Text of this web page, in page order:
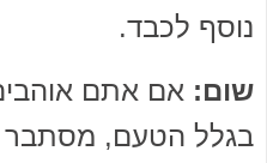
נוסף לכבד.
שום: אם אתם
בגלל הטעם, מסתבר